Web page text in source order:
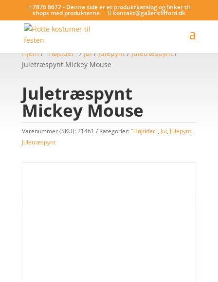
7876 8672 - Denne side er et produktkatalog og linker til
shops med produkterne kontakt@gallericlifford.dk
Hjem/"Højtider"/Jul/Julepynt/Juletræspynt/
Juletræspynt Mickey Mouse
Juletræspynt
Mickey Mouse
Varenummer (SKU):21461 Kategorier:"Højtider", Jul, Julepynt,
Juletræspynt